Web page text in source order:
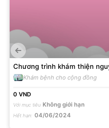
Chương trình khám thiện
hoàn cảnh khó khăn năm
Khám bệnh cho cộng đồng
0 VND
Với mục tiêu Không giới hạn
Hết hạn: 04/06/2024